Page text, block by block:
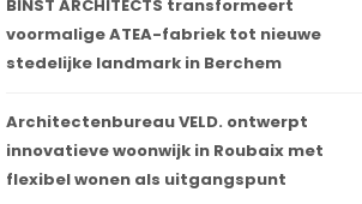
BINST ARCHITECTS transformeert
voormalige ATEA-fabriek tot nieuwe
stedelijke landmark in Berchem
Architectenbureau VELD. ontwerpt
innovatieve woonwijk in Roubaix met
flexibel wonen als uitgangspunt